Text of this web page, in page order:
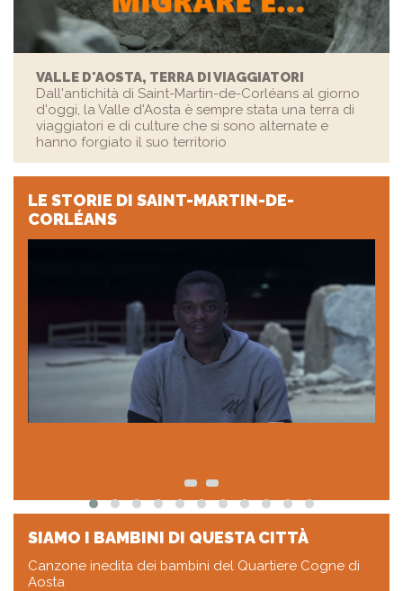
VALLE D'AOSTA, TERRA DI VIAGGIATORI
Dall'antichità di Saint-Martin-de-Corléans al giorno
d'oggi, la Valle d'Aosta è sempre stata una terra di
viaggiatori e di culture che si sono alternate e
hanno forgiato il suo territorio
LE STORIE DI SAINT-MARTIN-DE-
CORLÉANS
SIAMO I BAMBINI DI QUESTA CITTÀ
Canzone inedita dei bambini del Quartiere Cogne di
Aosta